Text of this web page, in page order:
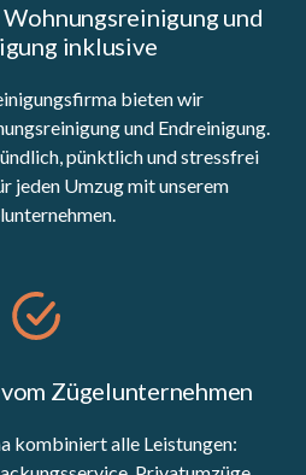
und
inklusive
bieten wir
und Endreinigung.
pünktlich und stressfrei
jeden Umzug mit unserem
Zügelunternehmen
kombiniert alle Leistungen: